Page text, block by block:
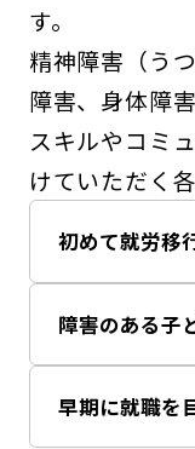
す。
精神障害（う
障害、身体障
スキルやコミ
けていただく
初めて就労移
障害のある子
早期に就職を